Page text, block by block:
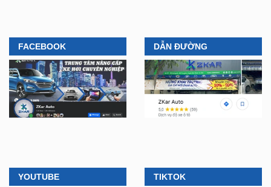
FACEBOOK DẪN ĐƯỜNG
YOUTUBE TIKTOK